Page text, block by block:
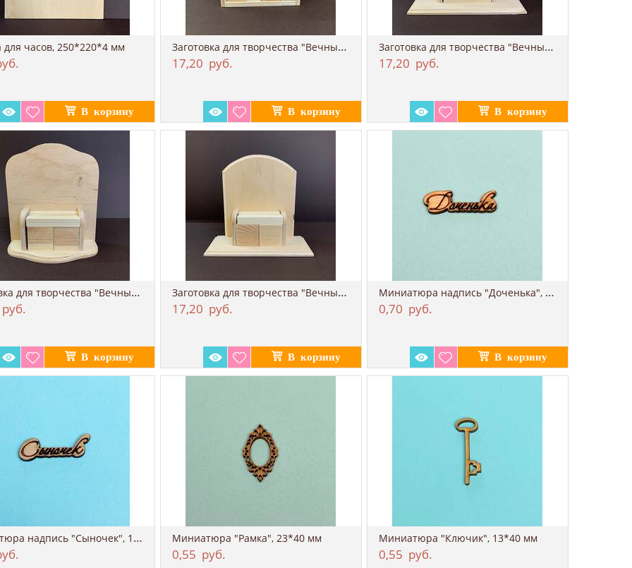
для часов, 250*220​*4 мм Заготовка для творчества "Вечный календар...
17,20 руб.
Заготовка для творчества "Вечный календар...
17,20 руб.
Заготовка для творчества "Вечный календар...
руб.
Заготовка для творчества "Вечный календар...
17,20 руб.
Миниатюра надпись "Доченька", 13*40 мм
0,70 руб.
Миниатюра надпись "Сыночек", 13*40 мм Миниатюра "Рамка", 23*40 мм
0,55 руб.
Миниатюра "Ключик", 13*40 мм
0,55 руб.